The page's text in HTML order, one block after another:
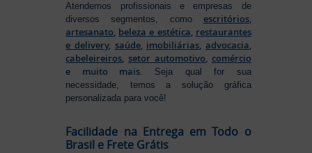
Atendemos profissionais e empresas de
diversos segmentos, como escritórios,
artesanato, beleza e estética, restaurantes
e delivery, saúde, imobiliárias, advocacia,
cabeleireiros, setor automotivo, comércio
e muito mais. Seja qual for sua
necessidade, temos a solução gráfica
personalizada para você!
Facilidade na Entrega em Todo o
Brasil e Frete Grátis